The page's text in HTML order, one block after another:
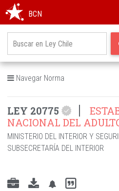
BCN
Navegar Norma
LEY 20775
NACIONAL DEL
MINISTERIO DEL INTERIOR Y
SUBSECRETARÍA DEL INTERIOR